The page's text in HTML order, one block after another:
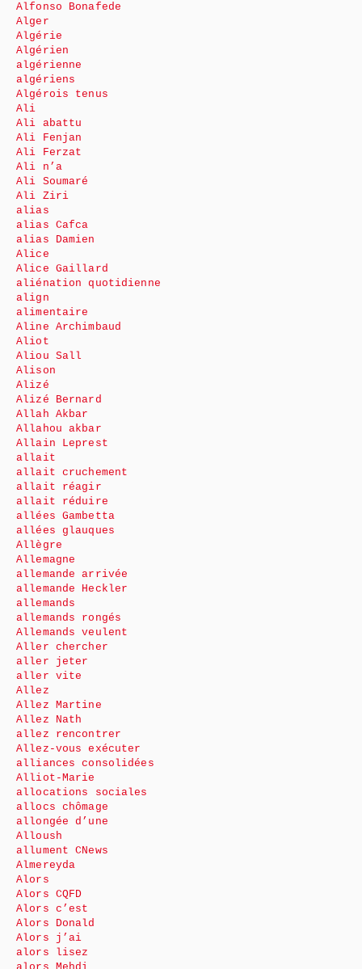
Alfonso Bonafede
Alger
Algérie
Algérien
algérienne
algériens
Algérois tenus
Ali
Ali abattu
Ali Fenjan
Ali Ferzat
Ali n’a
Ali Soumaré
Ali Ziri
alias
alias Cafca
alias Damien
Alice
Alice Gaillard
aliénation quotidienne
align
alimentaire
Aline Archimbaud
Aliot
Aliou Sall
Alison
Alizé
Alizé Bernard
Allah Akbar
Allahou akbar
Allain Leprest
allait
allait cruchement
allait réagir
allait réduire
allées Gambetta
allées glauques
Allègre
Allemagne
allemande arrivée
allemande Heckler
allemands
allemands rongés
Allemands veulent
Aller chercher
aller jeter
aller vite
Allez
Allez Martine
Allez Nath
allez rencontrer
Allez-vous exécuter
alliances consolidées
Alliot-Marie
allocations sociales
allocs chômage
allongée d’une
Alloush
allument CNews
Almereyda
Alors
Alors CQFD
Alors c’est
Alors Donald
Alors j’ai
alors lisez